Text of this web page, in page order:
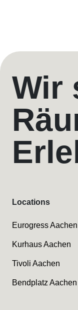
Wir
Locations
Eurogress Aachen
Kurhaus Aachen
Tivoli Aachen
Bendplatz Aachen